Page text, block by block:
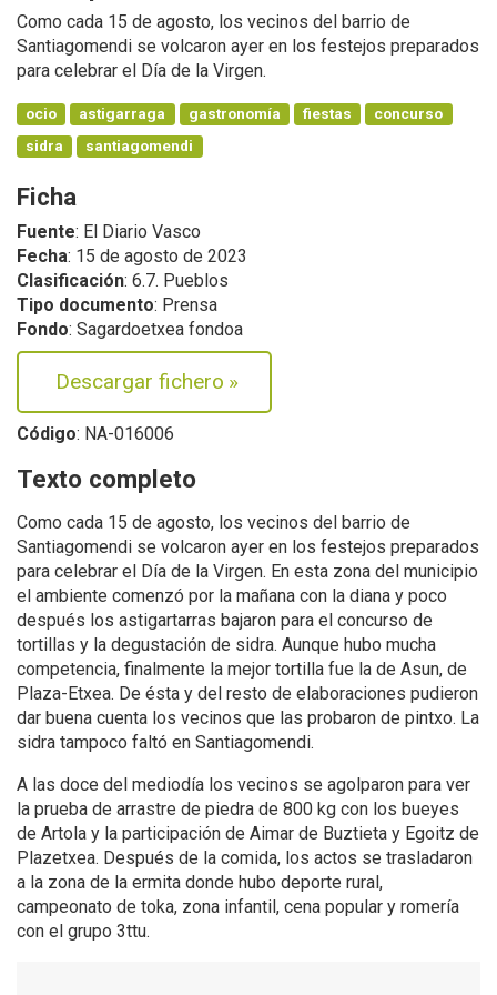
Como cada 15 de agosto, los vecinos del barrio de
Santiagomendi se volcaron ayer en los festejos preparados
para celebrar el Día de la Virgen.
ocio astigarraga gastronomía fiestas
concurso
sidra
santiagomendi
Ficha
Fuente: El Diario Vasco
Fecha: 15 de agosto de 2023
Clasificación: 6.7. Pueblos
Tipo documento: Prensa
Fondo: Sagardoetxea fondoa
Descargar fichero »
Código: NA-016006
Texto completo
Como cada 15 de agosto, los vecinos del barrio de
Santiagomendi se volcaron ayer en los festejos preparados
para celebrar el Día de la Virgen. En esta zona del municipio
el ambiente comenzó por la mañana con la diana y poco
después los astigartarras bajaron para el concurso de
tortillas y la degustación de sidra. Aunque hubo mucha
competencia, finalmente la mejor tortilla fue la de Asun, de
Plaza-Etxea. De ésta y del resto de elaboraciones pudieron
dar buena cuenta los vecinos que las probaron de pintxo. La
sidra tampoco faltó en Santiagomendi.
A las doce del mediodía los vecinos se agolparon para ver
la prueba de arrastre de piedra de 800 kg con los bueyes
de Artola y la participación de Aimar de Buztieta y Egoitz de
Plazetxea. Después de la comida, los actos se trasladaron
a la zona de la ermita donde hubo deporte rural,
campeonato de toka, zona infantil, cena popular y romería
con el grupo 3ttu.